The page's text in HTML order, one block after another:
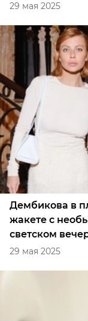
29 мая 2025
Дембикова в
жакете с
светском
29 мая 2025